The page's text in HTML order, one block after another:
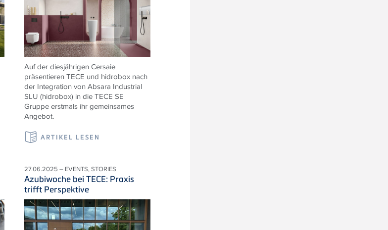
Auf der diesjährigen Cersaie
präsentieren TECE und hidrobox nach
der Integration von Absara Industrial
SLU (hidrobox) in die TECE SE
Gruppe erstmals ihr gemeinsames
Angebot.
ARTIKEL LESEN
27.06.2025 – EVENTS, STORIES
Azubiwoche bei TECE: Praxis
trifft Perspektive